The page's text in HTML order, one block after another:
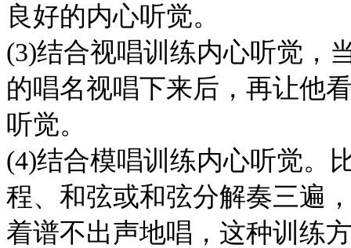
良好的内心听觉。
(3)结合视唱训练内心听觉，
的唱名视唱下来后，再让他
听觉。
(4)结合模唱训练内心听觉。
程、和弦或和弦分解奏三遍
着谱不出声地唱，这种训练